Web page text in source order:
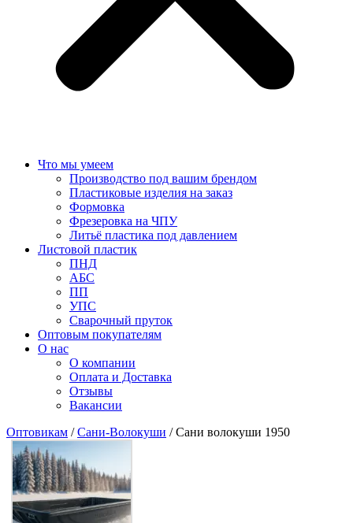
Что мы умеем
Производство под вашим брендом
Пластиковые изделия на заказ
Формовка
Фрезеровка на ЧПУ
Литьё пластика под давлением
Листовой пластик
ПНД
АБС
ПП
УПС
Сварочный пруток
Оптовым покупателям
О нас
О компании
Оплата и Доставка
Отзывы
Вакансии
Оптовикам /Сани-Волокуши / Сани волокуши 1950